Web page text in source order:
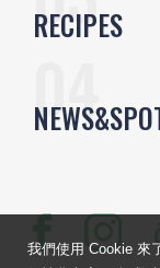
RECIPES
我們使用 Cookie 來